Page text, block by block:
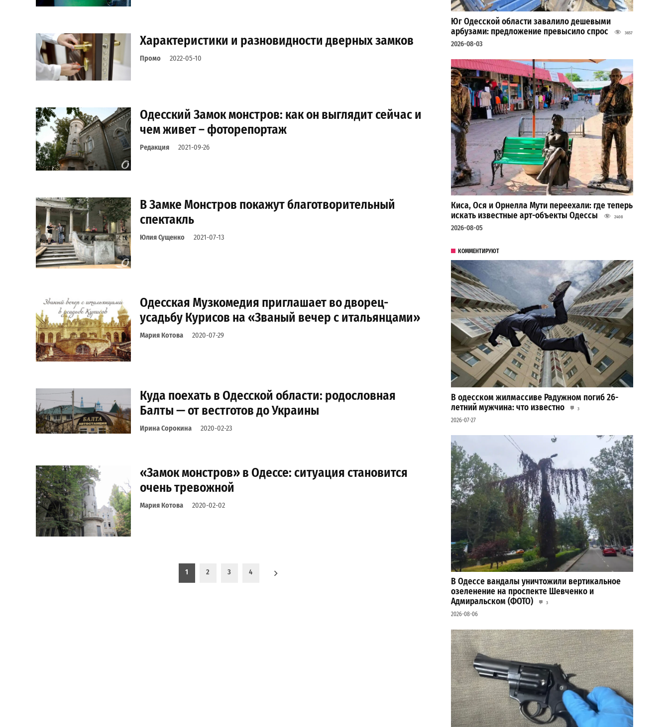
Характеристики и разновидности дверных замков
Промо 2022-05-10
Одесский Замок монстров: как он выглядит сейчас и
чем живет – фоторепортаж
Редакция 2021-09-26
В Замке Монстров покажут благотворительный
спектакль
Юлия Сущенко 2021-07-13
Одесская Музкомедия приглашает во дворец-
усадьбу Курисов на «Званый вечер с итальянцами»
Мария Котова 2020-07-29
Куда поехать в Одесской области: родословная
Балты — от вестготов до Украины
Ирина Сорокина 2020-02-23
«Замок монстров» в Одессе: ситуация становится
очень тревожной
Мария Котова 2020-02-02
1 2 3 4
Юг Одесской области завалило дешевыми
арбузами: предложение превысило спрос
3657
2026-08-03
Киса, Ося и Орнелла Мути переехали: где теперь
искать известные арт-объекты Одессы
2408
2026-08-05
КОММЕНТИРУЮТ
В одесском жилмассиве Радужном погиб 26-
летний мужчина: что известно
3
2026-07-27
В Одессе вандалы уничтожили вертикальное
озеленение на проспекте Шевченко и
Адмиральском (ФОТО)
3
2026-08-06